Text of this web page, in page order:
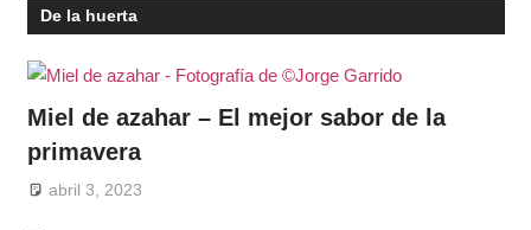
De la huerta
Miel de azahar – El mejor sabor de la
primavera
abril 3, 2023